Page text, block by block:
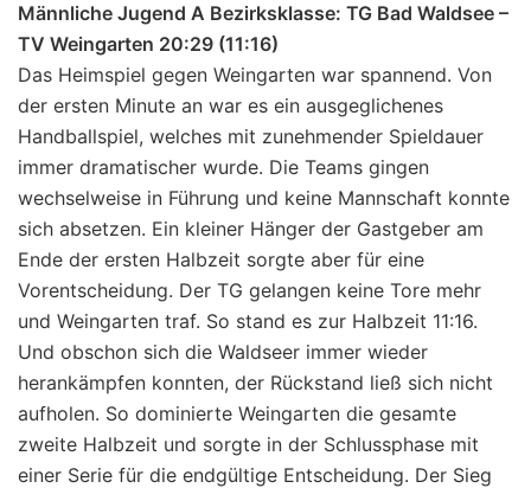
Männliche Jugend A Bezirksklasse: TG Bad Waldsee –
TV Weingarten 20:29 (11:16)
Das Heimspiel gegen Weingarten war spannend. Von
der ersten Minute an war es ein ausgeglichenes
Handballspiel, welches mit zunehmender Spieldauer
immer dramatischer wurde. Die Teams gingen
wechselweise in Führung und keine Mannschaft konnte
sich absetzen. Ein kleiner Hänger der Gastgeber am
Ende der ersten Halbzeit sorgte aber für eine
Vorentscheidung. Der TG gelangen keine Tore mehr
und Weingarten traf. So stand es zur Halbzeit 11:16.
Und obschon sich die Waldseer immer wieder
herankämpfen konnten, der Rückstand ließ sich nicht
aufholen. So dominierte Weingarten die gesamte
zweite Halbzeit und sorgte in der Schlussphase mit
einer Serie für die endgültige Entscheidung. Der Sieg